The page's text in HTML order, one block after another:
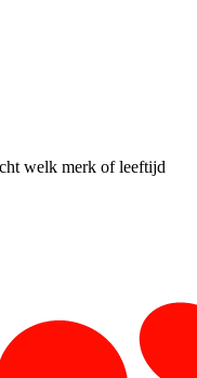
welk merk of leeftijd